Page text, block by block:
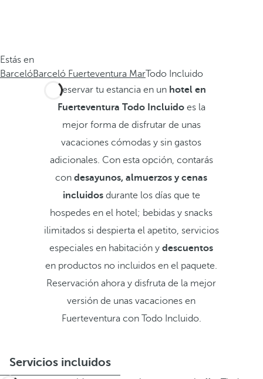
Estás en
BarcelóBarceló Fuerteventura MarTodo Incluido
Reservar tu estancia en un hotel en
Fuerteventura Todo Incluidoes la
mejor forma de disfrutar de unas
vacaciones cómodas y sin gastos
adicionales. Con esta opción, contarás
condesayunos, almuerzos y cenas
incluidos durante los días que te
hospedes en el hotel; bebidas y snacks
ilimitados si despierta el apetito, servicios
especiales en habitación ydescuentos
en productos no incluidos en el paquete.
Reservación ahora y disfruta de la mejor
versión de unas vacaciones en
Fuerteventura con Todo Incluido.
Servicios incluidos